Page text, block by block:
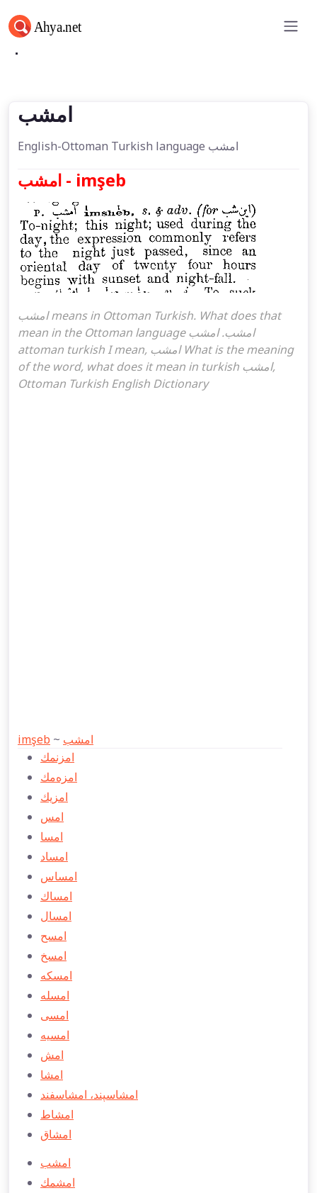
امشب
امشب
English-Ottoman Turkish language امشب
امشب - imşeb
امشب means in Ottoman Turkish. What does that
mean in the Ottoman language امشب. امشب
attoman turkish I mean, امشب What is the meaning
of the word, what does it mean in turkish امشب,
Ottoman Turkish English Dictionary
imşeb ~ امشب
امزنمك
امزه‌مك
امزیك
امس
امسا
امساد
امساس
امساك
امسال
امسح
امسخ
امسكه
امسله
امسی
امسيه
امش
امشا
امشاسپند، امشاسفند
امشاط
امشاق
امشب
امشمك